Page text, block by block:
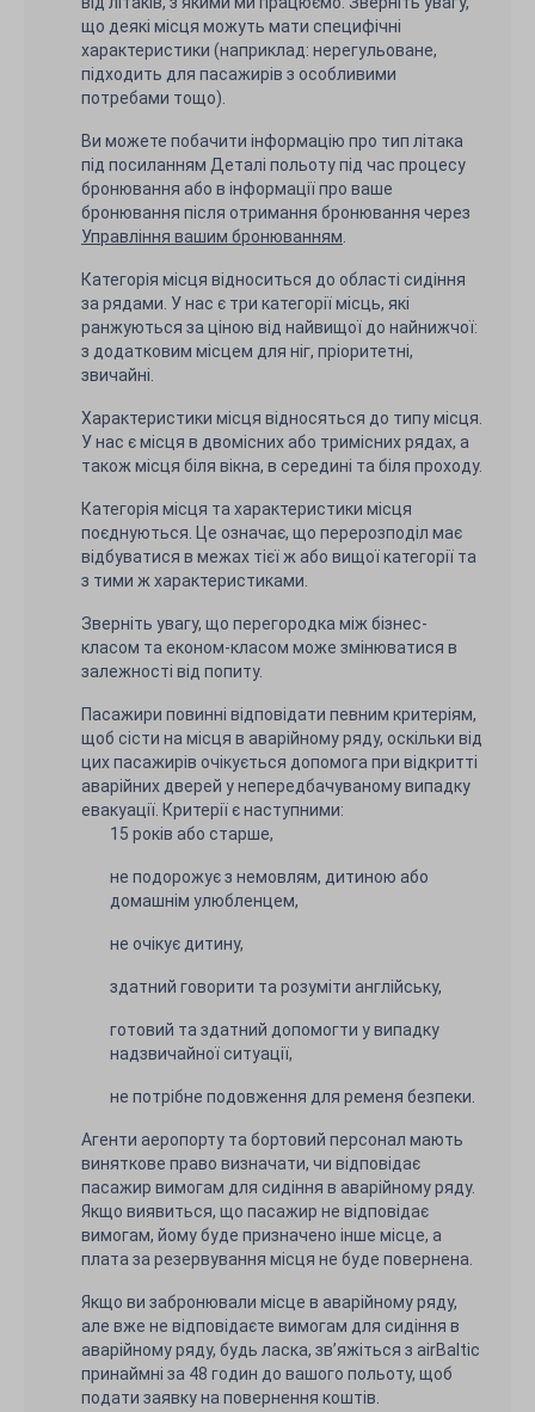
що деякі місця можуть мати специфічні
характеристики (наприклад: нерегульоване,
підходить для пасажирів з особливими
потребами тощо).
Ви можете побачити інформацію про тип літака
під посиланням Деталі польоту під час процесу
бронювання або в інформації про ваше
бронювання після отримання бронювання через
Управління вашим бронюванням
Категорія місця відноситься до області сидіння
за рядами. У нас є три категорії місць, які
ранжуються за ціною від найвищої до найнижчої:
з додатковим місцем для ніг, пріоритетні,
звичайні.
Характеристики місця відносяться до типу місця.
У нас є місця в двомісних або тримісних рядах, а
також місця біля вікна, в середині та біля проходу.
Категорія місця та характеристики місця
поєднуються. Це означає, що перерозподіл має
відбуватися в межах тієї ж або вищої категорії та
з тими ж характеристиками.
Зверніть увагу, що перегородка між бізнес-
класом та економ-класом може змінюватися в
залежності від попиту.
Пасажири повинні відповідати певним критеріям,
щоб сісти на місця в аварійному ряду, оскільки від
цих пасажирів очікується допомога при відкритті
аварійних дверей у непередбачуваному випадку
евакуації. Критерії є наступними:
15 років або старше,
не подорожує з немовлям, дитиною або
домашнім улюбленцем,
не очікує дитину,
здатний говорити та розуміти англійську,
готовий та здатний допомогти у випадку
надзвичайної ситуації,
не потрібне подовження для ременя безпеки.
Агенти аеропорту та бортовий персонал мають
виняткове право визначати, чи відповідає
пасажир вимогам для сидіння в аварійному ряду.
Якщо виявиться, що пасажир не відповідає
вимогам, йому буде призначено інше місце, а
плата за резервування місця не буде повернена.
Якщо ви забронювали місце в аварійному ряду,
але вже не відповідаєте вимогам для сидіння в
аварійному ряду, будь ласка, зв’яжіться з airBaltic
принаймні за 48 годин до вашого польоту, щоб
подати заявку на повернення коштів.